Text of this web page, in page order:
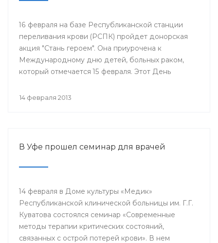
16 февраля на базе Республиканской станции
переливания крови (РСПК) пройдет донорская
акция "Стань героем". Она приурочена к
Международному дню детей, больных раком,
который отмечается 15 февраля. Этот День
патронатом Международного общества детских
14 февраля 2013
В Уфе прошел семинар для врачей
14 февраля в Доме культуры «Медик»
Республиканской клинической больницы им. Г.Г.
Куватова состоялся семинар «Современные
методы терапии критических состояний,
связанных с острой потерей крови». В нем